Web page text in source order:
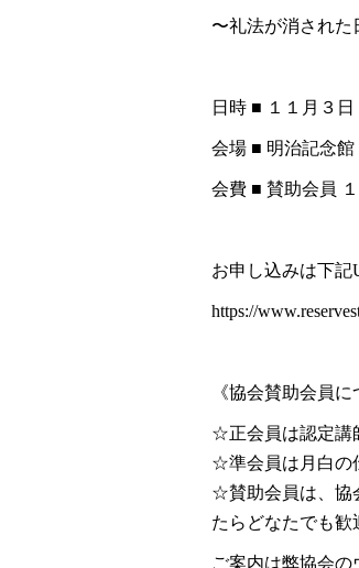
〜礼法が消された
日時 ■ １１月３
会場 ■ 明治記念館
会費 ■ 賛助会員
お申し込みは下記
https://
《協会賛助会員に
☆正会員は認定講
☆準会員は月白の
☆賛助会員は、協
たらどなたでも歓
ご案内は弊協会の